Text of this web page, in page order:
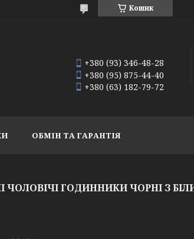
Кошик
+380 (93) 346-48-28
+380 (95) 875-44-40
+380 (63) 182-79-72
ОБМІН ТА ГАРАНТІЯ
ЧОЛОВІЧІ ГОДИННИКИ ЧОРНІ З